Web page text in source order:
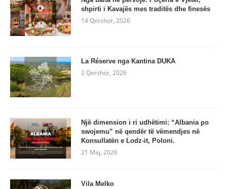
shpirti i Kavajës mes traditës dhe finesës
14 Qershor, 2026
La Réserve nga Kantina DUKA
2 Qershor, 2026
Një dimension i ri udhëtimi: “Albania po
swojemu” në qendër të vëmendjes në
Konsullatën e Lodz-it, Poloni.
21 Maj, 2026
Vila Melko